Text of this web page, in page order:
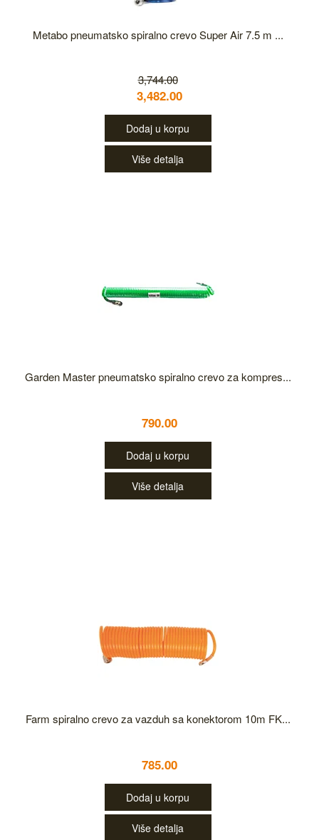
Metabo pneumatsko spiralno crevo Super Air 7.5 m ...
3,744.00
3,482.00
Dodaj u korpu
Više detalja
Garden Master pneumatsko spiralno crevo za kompres...
790.00
Dodaj u korpu
Više detalja
Farm spiralno crevo za vazduh sa konektorom 10m FK...
785.00
Dodaj u korpu
Više detalja